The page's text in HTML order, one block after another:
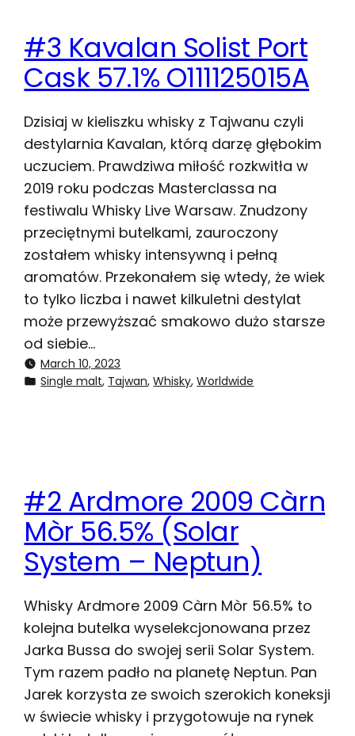
#3 Kavalan Solist Port
Cask 57.1% O111125015A
Dzisiaj w kieliszku whisky z Tajwanu czyli
destylarnia Kavalan, którą darzę głębokim
uczuciem. Prawdziwa miłość rozkwitła w
2019 roku podczas Masterclassa na
festiwalu Whisky Live Warsaw. Znudzony
przeciętnymi butelkami, zauroczony
zostałem whisky intensywną i pełną
aromatów. Przekonałem się wtedy, że wiek
to tylko liczba i nawet kilkuletni destylat
może przewyższać smakowo dużo starsze
od siebie…
March 10, 2023
Single malt, Tajwan, Whisky, Worldwide
#2 Ardmore 2009 Càrn
Mòr 56.5% (Solar
System – Neptun)
Whisky Ardmore 2009 Càrn Mòr 56.5% to
kolejna butelka wyselekcjonowana przez
Jarka Bussa do swojej serii Solar System.
Tym razem padło na planetę Neptun. Pan
Jarek korzysta ze swoich szerokich koneksji
w świecie whisky i przygotowuje na rynek